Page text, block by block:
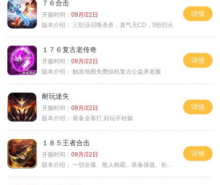
７６合击
开服时间： 09月/22日
版本介绍：
三职业召唤圣兽，真气无CD，5秒烈火
详情
１７６复古老传奇
开服时间： 09月/22日
版本介绍： 触发地图免费挂机复古公益养老服
详情
耐玩迷失
开服时间： 09月/22日
版本介绍： 装备全靠打.好玩不枯燥
详情
１８５王者合击
开服时间： 09月/22日
版本介绍： 一切全爆、散人称霸、装备保值、长期耐玩
详情